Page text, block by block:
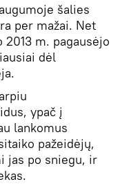
šalies
per mažai. Net
m. pagausėjo
dėl
ypač į
lankomus
pažeidėjų,
jas po sniegu, ir